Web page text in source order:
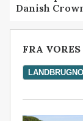
Danish
FRA